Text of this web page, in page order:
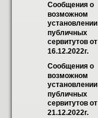
Сообщения о
возможном
установлении
публичных
сервитутов от
16.12.2022г.
Сообщения о
возможном
установлении
публичных
сервитутов от
21.12.2022г.